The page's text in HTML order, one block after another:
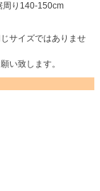
り140-150cm
サイズではありませ
い致します。